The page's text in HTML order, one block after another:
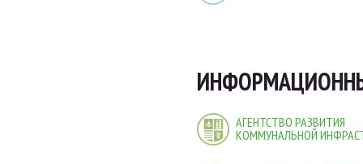
АГЕНТСТВО РАЗВИТИЯ
КОММУНАЛЬНОЙ